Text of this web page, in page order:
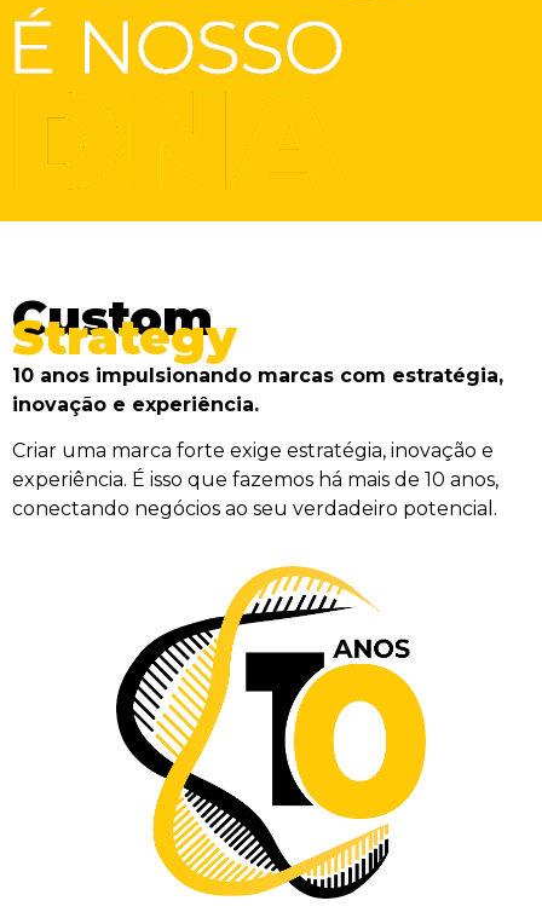
Custom
Strategy
10 anos impulsionando marcas com estratégia,
inovação e experiência.
Criar uma marca forte exige estratégia, inovação e
experiência. É isso que fazemos há mais de 10 anos,
conectando negócios ao seu verdadeiro potencial.